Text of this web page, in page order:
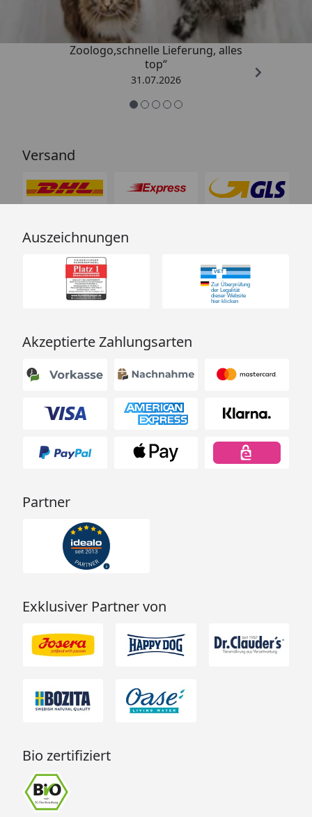
„Gute Erfahrung mit
Zoologo,schnelle Lieferung, alles
top“
31.07.2026
Versand
Auszeichnungen
Akzeptierte Zahlungsarten
Partner
Exklusiver Partner von
Bio zertifiziert